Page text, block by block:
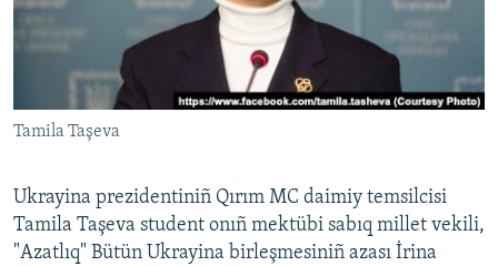
Русский
Українською
QOŞULIÑIZ!
RFE/RS bütün saytları
Tamila Taşeva
Ukrayina prezidentiniñ Qırım MC daimiy temsilcisi
Tamila Taşeva student onıñ mektübi sabıq millet vekili,
"Azatlıq" Bütün Ukrayina birleşmesiniñ azası İrina